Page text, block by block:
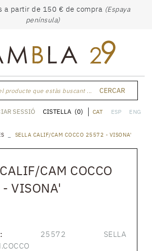
a partir de 150 € de compra (Espaya
península)
producte que estàs buscant ... CERCAR
CAT ESP ENG
SESSIÓ CISTELLA (0)
SELLA CALIF/CAM COCCO 25572 - VISONA'
CAM COCCO
VISONA'
25572 SELLA